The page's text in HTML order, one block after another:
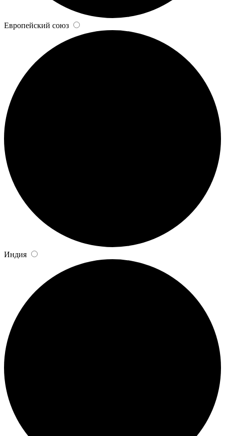
Европейский союз
Индия